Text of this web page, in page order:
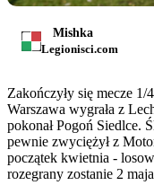
Mishka
Legionisci.com
Zakończyły się mecze
Warszawa wygrała z
pokonał Pogoń Siedlce.
pewnie zwyciężył z
początek kwietnia -
rozegrany zostanie 2